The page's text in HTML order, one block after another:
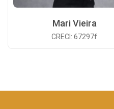
Mari Vieira
CRECI: 67297f